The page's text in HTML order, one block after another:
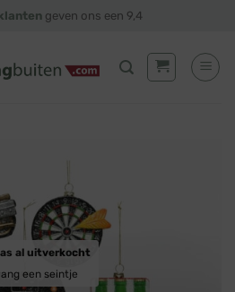
geven ons een 9,4
al uitverkocht
een seintje